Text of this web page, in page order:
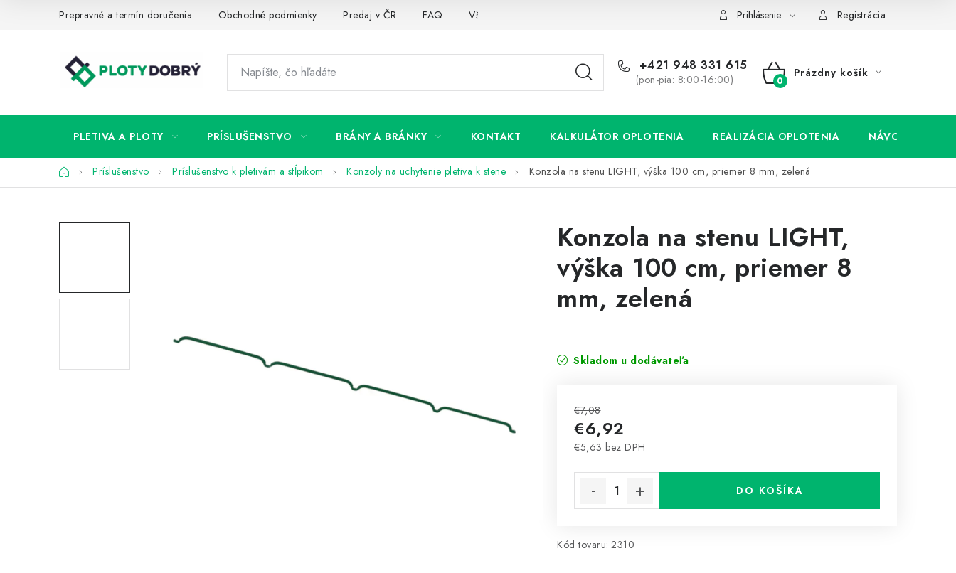
Prepravné a termín doručenia Obchodné podmienky Predaj v ČR FAQ Všetko o súboroch cookies Prihlásenie Registrácia
+421 948 331 615
(pon-pia: 8:00-16:00)
NÁKUPNÝ
Prázdny košík
PLETIVA A PLOTY PRÍSLUŠENSTVO BRÁNY A BRÁNKY KONTAKT KALKULÁTOR OPLOTENIA REALIZÁCIA OPLOTENIA NÁVODY
DomovPríslušenstvo Príslušenstvo k pletivám a stĺpikom Konzoly na uchytenie pletiva k stene Konzola na stenu LIGHT, výška 100 cm, priemer 8 mm, zelená
Konzola na stenu LIGHT,
výška 100 cm, priemer 8
mm, zelená
Skladom u dodávateľa
€7,08
€6,92
€5,63 bez DPH
DO KOŠÍKA
Kód tovaru: 2310